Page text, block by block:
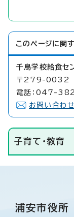
このページに関
千鳥学校給食セ
〒279-0032
電話：047-
お問い合わ
子育て・教育
浦安市役所